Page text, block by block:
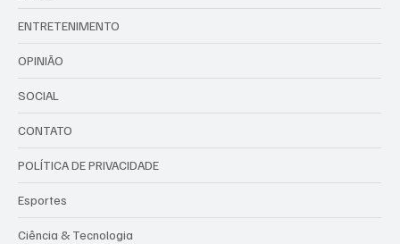
ENTRETENIMENTO
OPINIÃO
SOCIAL
CONTATO
POLÍTICA DE PRIVACIDADE
Esportes
Ciência & Tecnologia